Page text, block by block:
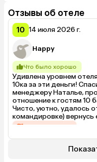
Отзывы об отеле
10 14 июля 2026 г.
Happy
Что было хорошо
Удивлена уровнем
10ка за эти деньги!
менеджеру Наталье,
отношение к гостям 10
Чисто, уютно, удалось
командировке)
Что было плохо